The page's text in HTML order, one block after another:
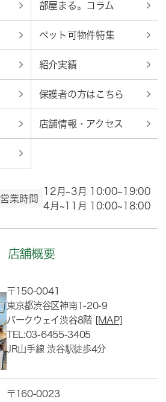
部屋まる。コラム
ペット可物件特集
紹介実績
保護者の方はこちら
店舗情報・アクセス
営業時間
12月~3月 10:00~19:00
4月~11月 10:00~18:00
店舗概要
〒150-0041
東京都渋谷区神南1-20-9
パークウェイ渋谷8階 [MAP]
TEL:03-6455-3405
JR山手線 渋谷駅徒歩4分
〒160-0023